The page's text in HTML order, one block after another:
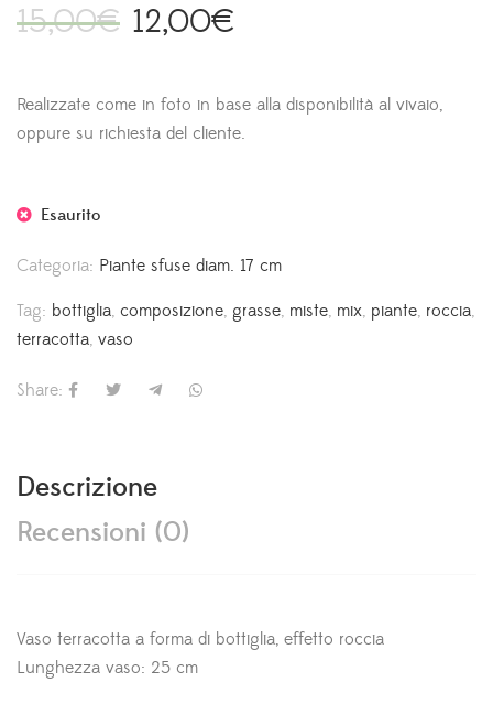
15,00€ 12,00€
Realizzate come in foto in base alla disponibilità al vivaio,
oppure su richiesta del cliente.
Esaurito
Categoria: Piante sfuse diam. 17 cm
Tag: bottiglia, composizione, grasse, miste, mix, piante, roccia,
terracotta, vaso
Share:
Descrizione
Recensioni (0)
Vaso terracotta a forma di bottiglia, effetto roccia
Lunghezza vaso: 25 cm